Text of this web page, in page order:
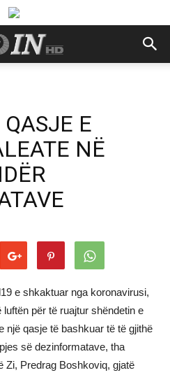
E
NË
e shkaktuar nga koronavirusi,
për të ruajtur shëndetin e
një qasje të bashkuar të të gjithë
së dezinformatave, tha
Zi, Predrag Boshkoviq, gjatë